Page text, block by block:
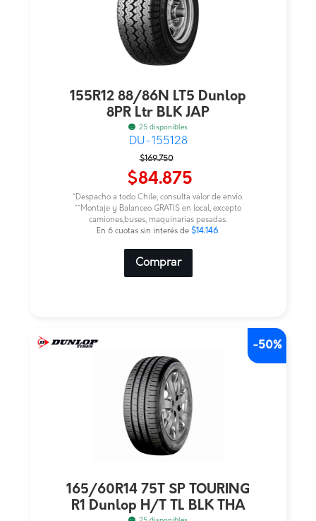
155R12 88/86N LT5 Dunlop
8PR Ltr BLK JAP
25 disponibles
DU-155128
$169.750
original
$169.750.
$84.875
actual
$84.875.
*Despacho a todo Chile, consulta valor de envío.
**Montaje y Balanceo GRATIS en local, excepto
camiones,buses, maquinarias pesadas.
En 6 cuotas sin interés de $14.146.
Comprar
165/60R14 75T SP TOURING
R1 Dunlop H/T TL BLK THA
-50%